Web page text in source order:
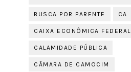
BUSCA POR PARENTE CA
CAIXA ECONÔMICA FEDERAL
CALAMIDADE PÚBLICA
CÂMARA DE CAMOCIM